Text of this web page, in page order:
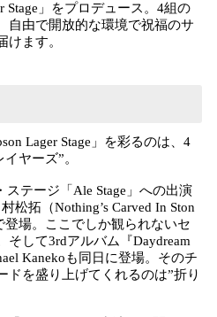
Stage」をプロデュース。4組の
自由で開放的な環境で祝福のサ
けます。
Lager Stage」を彩るのは、4
ヤーズ”。
テージ「Ale Stage」への出演
松拓（Nothing’s Carved In Ston
場。ここでしか観られないセ
そして3rdアルバム『Daydream
Kanekoも同日に登場。そのチ
ドを盛り上げてくれるのは”折り